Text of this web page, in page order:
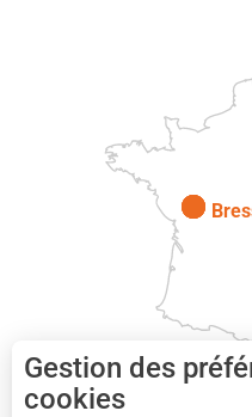
Gestion des
cookies